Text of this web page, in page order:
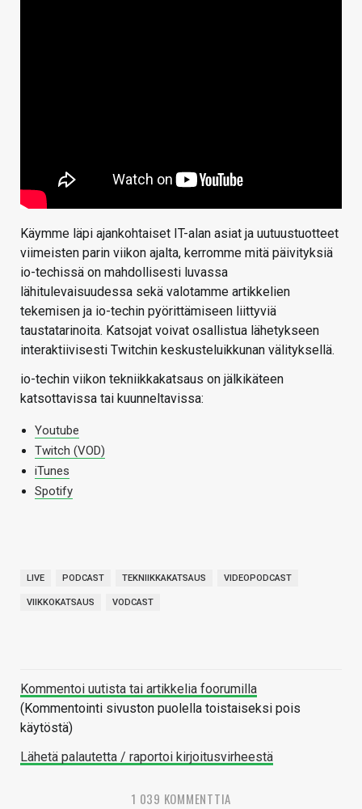
Käymme läpi ajankohtaiset IT-alan asiat ja uutuustuotteet
viimeisten parin viikon ajalta, kerromme mitä päivityksiä
io-techissä on mahdollisesti luvassa
lähitulevaisuudessa sekä valotamme artikkelien
tekemisen ja io-techin pyörittämiseen liittyviä
taustatarinoita. Katsojat voivat osallistua lähetykseen
interaktiivisesti Twitchin keskusteluikkunan välityksellä.
io-techin viikon tekniikkakatsaus on jälkikäteen
katsottavissa tai kuunneltavissa:
Youtube
Twitch (VOD)
iTunes
Spotify
LIVE PODCAST TEKNIIKKAKATSAUS VIDEOPODCAST
VIIKKOKATSAUS VODCAST
Kommentoi uutista tai artikkelia foorumilla
(Kommentointi sivuston puolella toistaiseksi pois
käytöstä)
Lähetä palautetta / raportoi kirjoitusvirheestä
1 039 KOMMENTTIA